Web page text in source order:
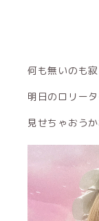
何も無いのも
明日のロリー
見せちゃおう